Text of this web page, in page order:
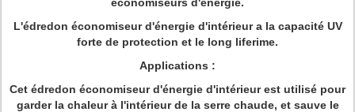
L'édredon économiseur d'énergie d'intérieur a la capacité UV
forte de protection et le long liferime.
Applications :
Cet édredon économiseur d'énergie d'intérieur est utilisé pour
garder la chaleur à l'intérieur de la serre chaude, et sauve le